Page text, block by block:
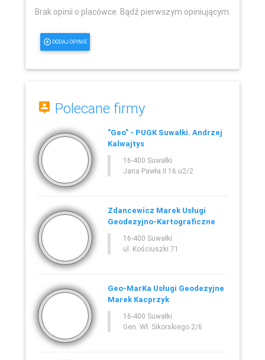
Brak opinii o placówce. Bądź pierwszym opiniującym.
DODAJ OPINIE
Polecane firmy
"Geo" - PUGK Suwałki. Andrzej
Kalwajtys
16-400 Suwałki
Jana Pawła II 16 u2/2
Zdancewicz Marek Usługi
Geodezyjno-Kartograficzne
16-400 Suwałki
ul. Kościuszki 71
Geo-MarKa Usługi Geodezyjne
Marek Kacprzyk
16-400 Suwałki
Gen. Wł. Sikorskiego 2/6